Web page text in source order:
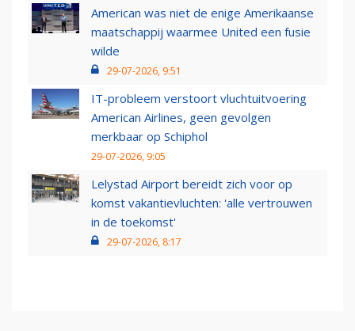
American was niet de enige Amerikaanse
maatschappij waarmee United een fusie
wilde
29-07-2026, 9:51
IT-probleem verstoort vluchtuitvoering
American Airlines, geen gevolgen
merkbaar op Schiphol
29-07-2026, 9:05
Lelystad Airport bereidt zich voor op
komst vakantievluchten: 'alle vertrouwen
in de toekomst'
29-07-2026, 8:17